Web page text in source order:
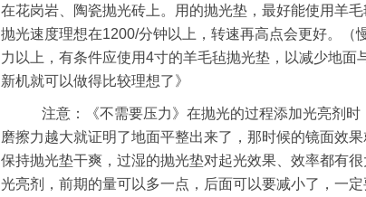
在花岗岩、陶瓷抛光砖上。用的抛光垫，最好能使用羊
抛光速度理想在1200/分钟以上，转速再高点会更好。（
力以上，有条件应使用4寸的羊毛毡抛光垫，以减少地
新机就可以做得比较理想了》
注意：《不需要压力》在抛光的过程添加光亮剂时
磨擦力越大就证明了地面平整出来了，那时候的镜面效
保持抛光垫干爽，过湿的抛光垫对起光效果、效率都有
光亮剂，前期的量可以多一点，后面可以要减小了，一